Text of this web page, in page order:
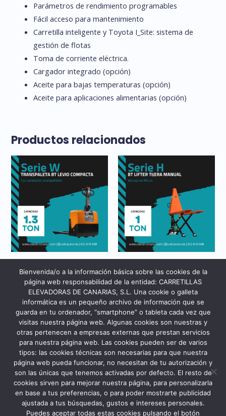
Parámetros de rendimiento programables
Fácil acceso para mantenimiento
Carretilla inteligente y Toyota I_Site: sistema de
gestión de flotas
Toma de corriente eléctrica.
Cargador integrado (opción)
Aceite para bajas temperaturas (opción)
Aceite para aplicaciones alimentarias (opción)
Productos relacionados
Alquiler
TRANSPALETA BT LEVIO
COMPACTA
Transpaletas Manuales
BT LIFTER TIJERA
MANUAL
Bienvenida/o a la información básica sobre las cookies de la
página web responsabilidad de la entidad: CARRETILLAS
ELEVADORAS DE CANARIAS, S.L. Una cookie o galleta
informática es un pequeño archivo de información que se
guarda en tu ordenador, “smartphone” o tableta cada vez que
visitas nuestra página web. Algunas cookies son nuestras y
otras pertenecen a empresas externas que prestan servicios
para nuestra página web. Las cookies pueden ser de varios
tipos: las cookies técnicas son necesarias para que nuestra
página web pueda funcionar, no necesitan de tu autorización y
son las únicas que tenemos activadas por defecto. El resto de
cookies sirven para mejorar nuestra página, para personalizarla
en base a tus preferencias, o para poder mostrarte publicidad
ajustada a tus búsquedas, gustos e intereses personales.
Puedes aceptar todas estas cookies pulsando el botón